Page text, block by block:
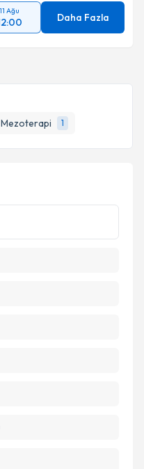
Mezoterapi 1
11 Ağu
Daha Fazla